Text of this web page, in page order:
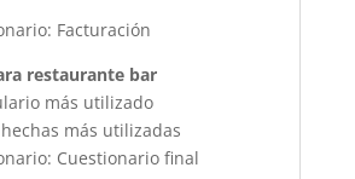
Facturación
restaurante bar
más utilizado
más utilizadas
Cuestionario final